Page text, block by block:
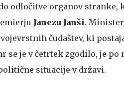
odločitve organov
Janezu Janši.
čudaštev, ki
se je v četrtek zgodilo, je
situacije v državi.